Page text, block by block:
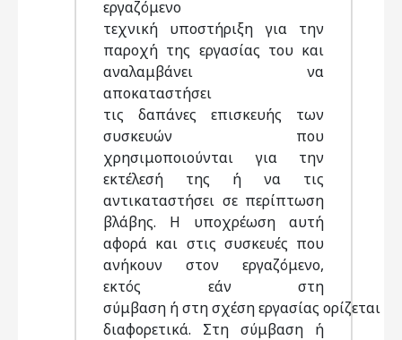
εργαζόμενο
τεχνική υποστήριξη για την
παροχή της εργασίας του και
αναλαμβάνει να
αποκαταστήσει
τις δαπάνες επισκευής των
συσκευών που
χρησιμοποιούνται για την
εκτέλεσή της ή να τις
αντικαταστήσει σε περίπτωση
βλάβης. Η υποχρέωση αυτή
αφορά και στις συσκευές που
ανήκουν στον εργαζόμενο,
εκτός εάν στη
σύμβαση ή στη σχέση εργασίας ορίζεται
διαφορετικά. Στη σύμβαση ή